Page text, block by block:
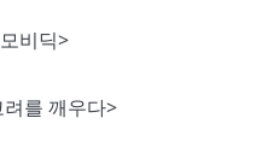
비딕>
를 깨우다>